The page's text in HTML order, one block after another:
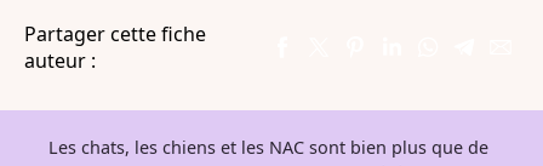
Partager cette fiche
auteur :
Les chats, les chiens et les NAC sont bien plus que de